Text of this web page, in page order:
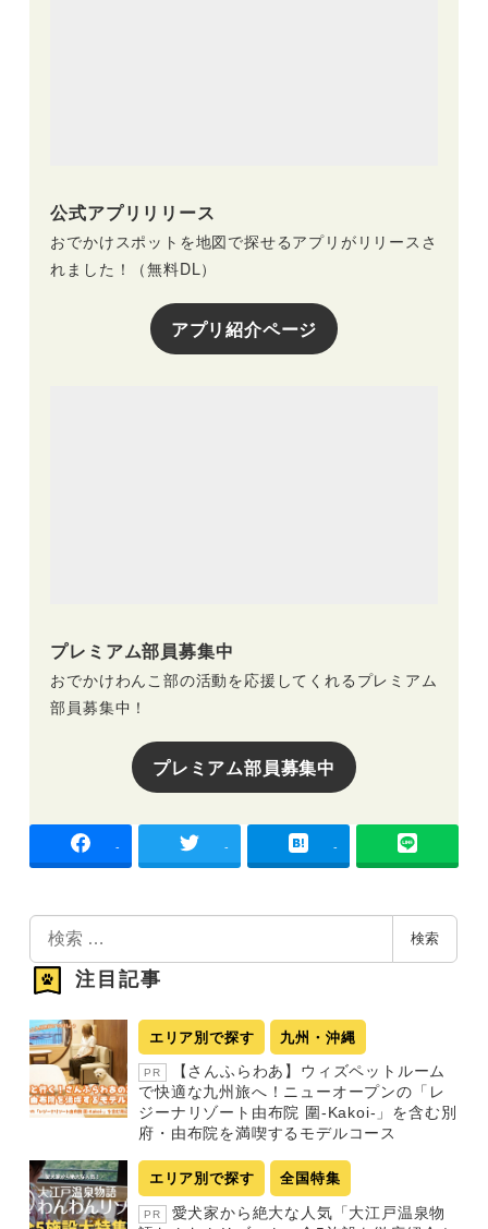
公式アプリリリース
おでかけスポットを地図で探せるアプリがリリースさ
れました！（無料DL）
アプリ紹介ページ
プレミアム部員募集中
おでかけわんこ部の活動を応援してくれるプレミアム
部員募集中！
プレミアム部員募集中
- - -
検
索
検索
注目記事
エリア別で探す 九州・沖縄
PR
【さんふらわあ】ウィズペットルーム
で快適な九州旅へ！ニューオープンの「レ
ジーナリゾート由布院 圍-Kakoi-」を含む別
府・由布院を満喫するモデルコース
エリア別で探す 全国特集
PR
愛犬家から絶大な人気「大江戸温泉物